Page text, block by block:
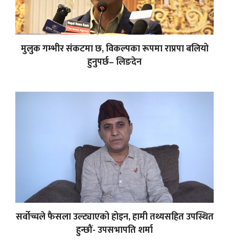
मुलुक गम्भीर संकटमा छ, विकल्पका रूपमा राप्रपा बलियो
हुनुपर्छ– लिङदेन
सर्वोच्चले फैसला उल्ट्याएको होइन, हामी तथ्यसहित उपस्थित
हुन्छौं- उपसभापति शर्मा